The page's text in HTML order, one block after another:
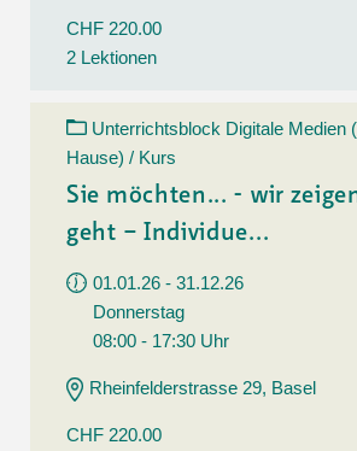
CHF 220.00
2 Lektionen
Unterrichtsblock Digitale Medien
Hause) / Kurs
Sie möchten... - wir
geht – Individue...
01.01.26 - 31.12.26
Donnerstag
08:00 - 17:30 Uhr
Rheinfelderstrasse 29, Basel
CHF 220.00